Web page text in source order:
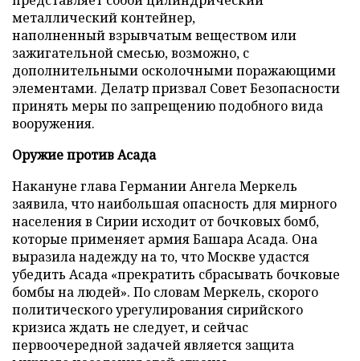
металлический контейнер,
наполненный взрывчатым веществом или
зажигательной смесью, возможно, с
дополнительными осколочными поражающими
элементами. Делатр призвал Совет Безопасности
принять меры по запрещению подобного вида
вооружения.
Оружие против Асада
Накануне глава Германии Ангела Меркель
заявила, что наибольшая опасность для мирного
населения в Сирии исходит от бочковых бомб,
которые применяет армия Башара Асада. Она
выразила надежду на то, что Москве удастся
убедить Асада «прекратить сбрасывать бочковые
бомбы на людей». По словам Меркель, скорого
политического урегулирования сирийского
кризиса ждать не следует, и сейчас
первоочередной задачей является защита